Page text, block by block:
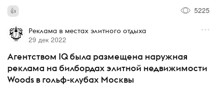
5225
Реклама в местах элитного отдыха
29 дек 2022
Агентством IQ была размещена наружная
реклама на билбордах элитной недвижимости
Woods в гольф-клубах Москвы